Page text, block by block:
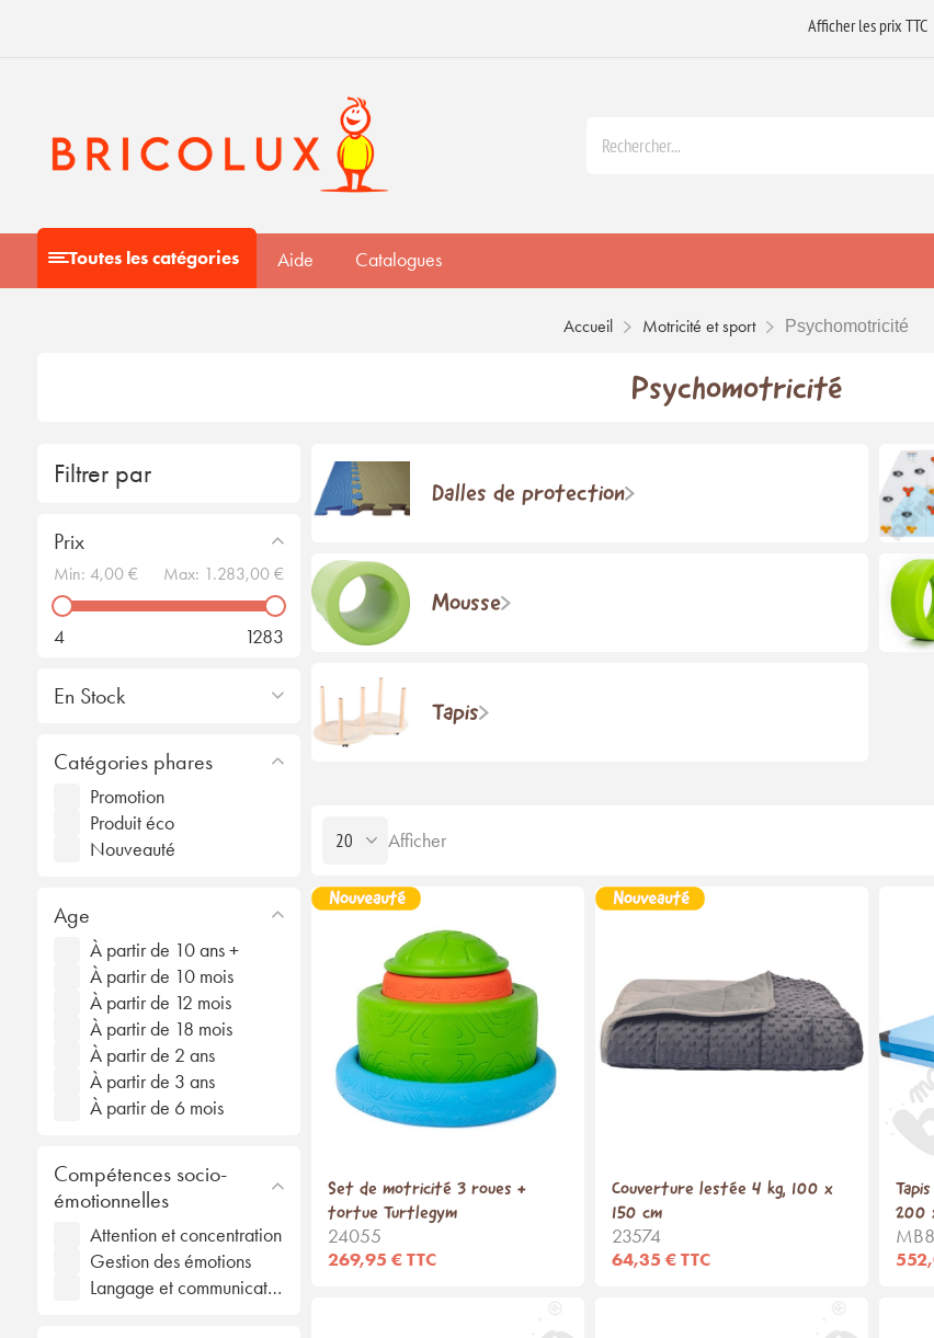
Toutes les catégories Aide Catalogues
Accueil Motricité et sport Psychomotricité
Filtrer par
Prix
Min: 4,00 € Max: 1.283,00 €
4 1283
En Stock
Catégories phares
Promotion
Produit éco
Nouveauté
Age
À partir de 10 ans +
À partir de 10 mois
À partir de 12 mois
À partir de 18 mois
À partir de 2 ans
À partir de 3 ans
À partir de 6 mois
Compétences socio-
émotionnelles
Attention et concentration
Gestion des émotions
Langage et communication
Psychomotricité
Dalles de protection
Mousse
Tapis
Afficher
Set de motricité 3 roues +
tortue Turtlegym
24055
269,95 € TTC
Couverture lestée 4 kg, 100 x
150 cm
23574
64,35 € TTC
200